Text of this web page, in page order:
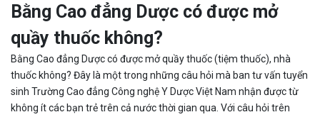
Bằng Cao đẳng Dược có được mở
quầy thuốc không?
Bằng Cao đẳng Dược có được mở quầy thuốc (tiệm thuốc), nhà
thuốc không? Đây là một trong những câu hỏi mà ban tư vấn tuyển
sinh Trường Cao đẳng Công nghệ Y Dược Việt Nam nhận được từ
không ít các bạn trẻ trên cả nước thời gian qua. Với câu hỏi trên